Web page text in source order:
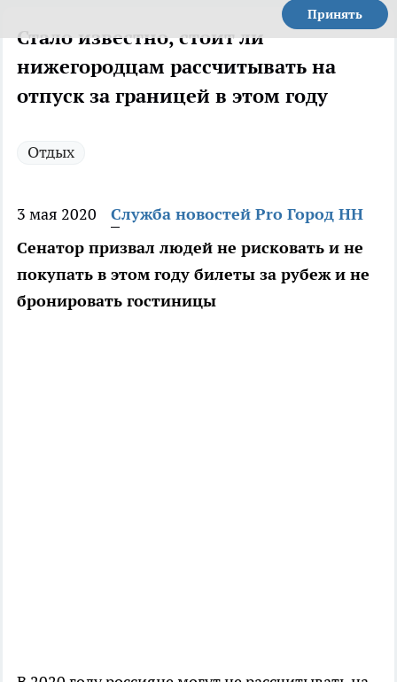
Принять
Стало известно, стоит ли
нижегородцам рассчитывать на
отпуск за границей в этом году
Отдых
3 мая 2020
Служба новостей Pro Город НН
Сенатор призвал людей не рисковать и не
покупать в этом году билеты за рубеж и не
бронировать гостиницы